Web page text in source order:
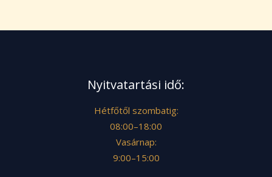
Nyitvatartási idő:
Hétfőtől szombatig:
08:00–18:00
Vasárnap:
9:00–15:00